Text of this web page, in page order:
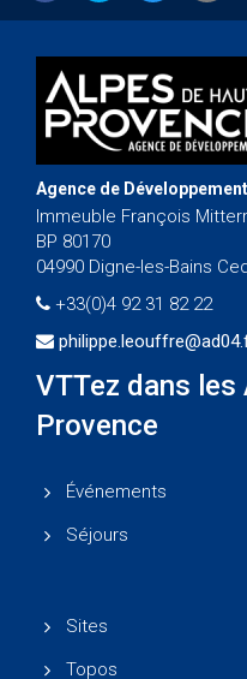
Agence de
Immeuble François
BP 80170
04990 Digne-les-Bains
+33(0)4 92 31 82 22
VTTez dans les
Provence
Événements
Séjours
Sites
Topos